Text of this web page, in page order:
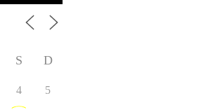
S D
4 5